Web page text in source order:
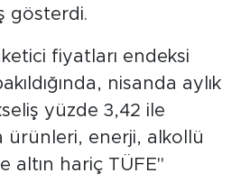
gösterdi.
fiyatları endeksi
nisanda aylık
yüzde 3,42 ile
ürünleri, enerji, alkollü
altın hariç TÜFE"